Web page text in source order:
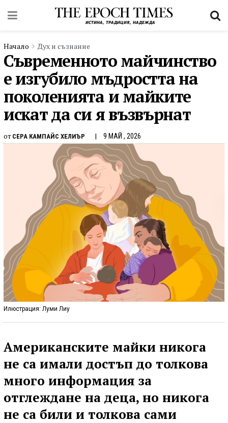
Начало Дух и съзнание
Съвременното майчинство
е изгубило мъдростта на
поколенията и майките
искат да си я възвърнат
от СЕРА КАМПАЙС ХЕЛИЪР 9 МАЙ , 2026
Илюстрация: Луми Лиу
Американските майки никога
не са имали достъп до толкова
много информация за
отглеждане на деца, но никога
не са били и толкова сами